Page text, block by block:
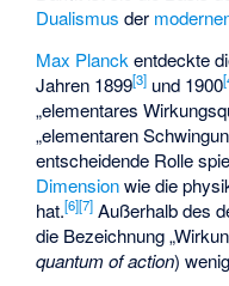
Dualismus der
Max Planck entdeckte
Jahren 1899[3] und 1900[
„elementares
„elementaren
entscheidende Rolle
Dimensionwie die
hat.[6][7] Außerhalb des
die Bezeichnung
quantum of action)